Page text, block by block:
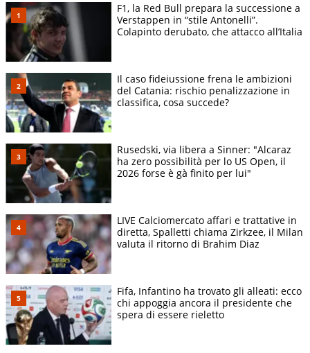
F1, la Red Bull prepara la successione a
Verstappen in “stile Antonelli”.
Colapinto derubato, che attacco all’Italia
Il caso fideiussione frena le ambizioni
del Catania: rischio penalizzazione in
classifica, cosa succede?
Rusedski, via libera a Sinner: "Alcaraz
ha zero possibilità per lo US Open, il
2026 forse è gà finito per lui"
LIVE Calciomercato affari e trattative in
diretta, Spalletti chiama Zirkzee, il Milan
valuta il ritorno di Brahim Diaz
Fifa, Infantino ha trovato gli alleati: ecco
chi appoggia ancora il presidente che
spera di essere rieletto